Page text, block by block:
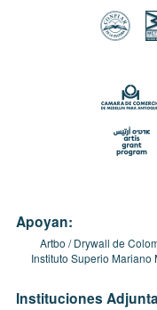
Apoyan:
Artbo Drywall de
Instituto Superio Mariano
Instituciones